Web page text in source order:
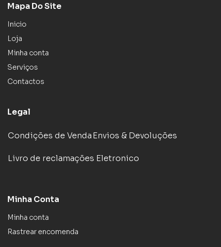
Mapa Do Site
Inicio
Loja
Minha conta
Serviços
Contactos
Legal
Condições de VendaEnvios & Devoluções
Livro de reclamações Eletronico
Minha Conta
Minha conta
Rastrear encomenda